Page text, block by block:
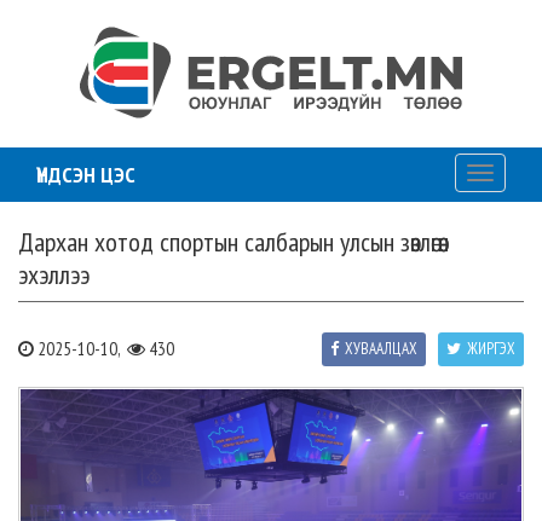
ҮНДСЭН ЦЭС
Toggle
Дархан хотод спортын салбарын улсын зөвлөгөөн
эхэллээ
2025-10-10, 430 ЖИРГЭХ
ХУВААЛЦАХ